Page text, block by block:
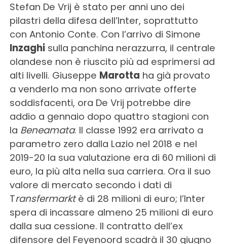
Stefan De Vrij è stato per anni uno dei
pilastri della difesa dell’Inter, soprattutto
con Antonio Conte. Con l’arrivo di Simone
Inzaghisulla panchina nerazzurra, il centrale
olandese non è riuscito più ad esprimersi ad
alti livelli. Giuseppe Marotta ha già provato
a venderlo ma non sono arrivate offerte
soddisfacenti, ora De Vrij potrebbe dire
addio a gennaio dopo quattro stagioni con
la Beneamata. Il classe 1992 era arrivato a
parametro zero dalla Lazio nel 2018 e nel
2019-20 la sua valutazione era di 60 milioni di
euro, la più alta nella sua carriera. Ora il suo
valore di mercato secondo i dati di
Transfermarktè di 28 milioni di euro; l’Inter
spera di incassare almeno 25 milioni di euro
dalla sua cessione. Il contratto dell’ex
difensore del Feyenoord scadrà il 30 giugno